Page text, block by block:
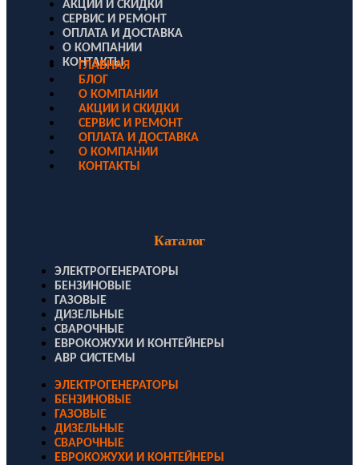
АКЦИИ И СКИДКИ
СЕРВИС И РЕМОНТ
ОПЛАТА И ДОСТАВКА
О КОМПАНИИ
КОНТАКТЫ
ГЛАВНАЯ
БЛОГ
О КОМПАНИИ
АКЦИИ И СКИДКИ
СЕРВИС И РЕМОНТ
ОПЛАТА И ДОСТАВКА
О КОМПАНИИ
КОНТАКТЫ
Каталог
ЭЛЕКТРОГЕНЕРАТОРЫ
БЕНЗИНОВЫЕ
ГАЗОВЫЕ
ДИЗЕЛЬНЫЕ
СВАРОЧНЫЕ
ЕВРОКОЖУХИ И КОНТЕЙНЕРЫ
АВР СИСТЕМЫ
ЭЛЕКТРОГЕНЕРАТОРЫ
БЕНЗИНОВЫЕ
ГАЗОВЫЕ
ДИЗЕЛЬНЫЕ
СВАРОЧНЫЕ
ЕВРОКОЖУХИ И КОНТЕЙНЕРЫ